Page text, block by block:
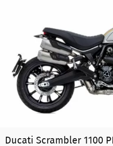
Ducati Scrambler 1100